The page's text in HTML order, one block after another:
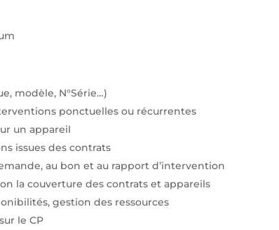
modèle, N°Série…)
ponctuelles ou récurrentes
un appareil
issues des contrats
au bon et au rapport d’intervention
la couverture des contrats et appareils
gestion des ressources
le CP